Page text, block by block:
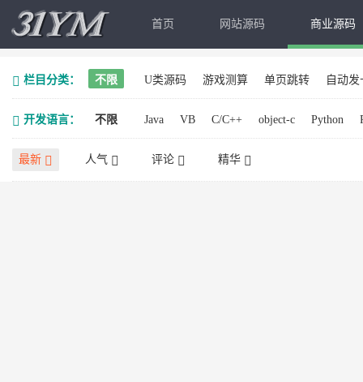
首页 网站源码 商业源码
栏目分类： 不限 U类源码 游戏测算 单页跳转 自动发
开发语言： 不限 Java VB C/C++ object-c Python
最新 人气 评论 精华